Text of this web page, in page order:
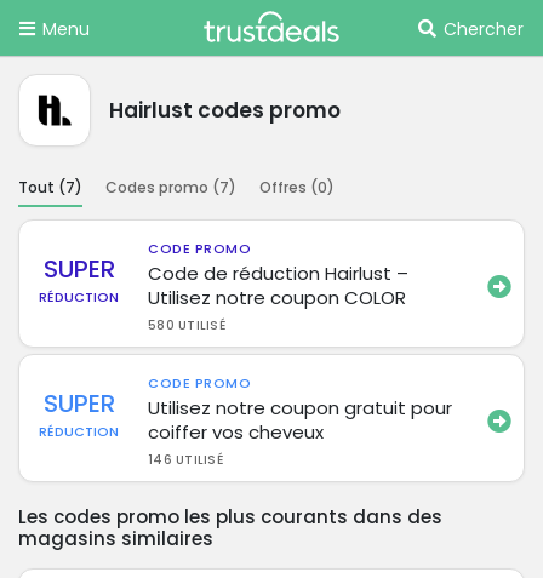
Menu Chercher
Hairlust codes promo
Tout (7) Codes promo (7) Offres (0)
SUPER
RÉDUCTION
CODE PROMO
Code de réduction Hairlust –
Utilisez notre coupon COLOR
580 UTILISÉ
SUPER
RÉDUCTION
CODE PROMO
Utilisez notre coupon gratuit pour
coiffer vos cheveux
146 UTILISÉ
Les codes promo les plus courants dans des
magasins similaires